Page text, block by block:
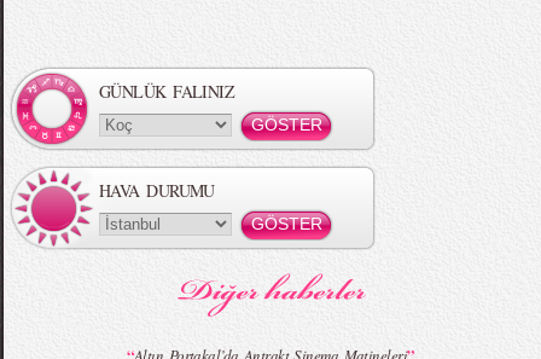
MBFWI - Gülçin Çengel 2015 Yaz
MBFWI - Zeynep Erdoğan 2015 Yaz
GÜNLÜK FALINIZ
HAVA DURUMU